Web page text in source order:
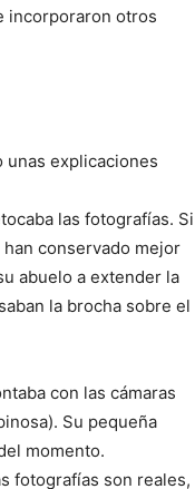
incorporaron otros
unas explicaciones
las fotografías. Si
conservado mejor
abuelo a extender la
la brocha sobre el
con las cámaras
Su pequeña
momento.
fotografías son reales,